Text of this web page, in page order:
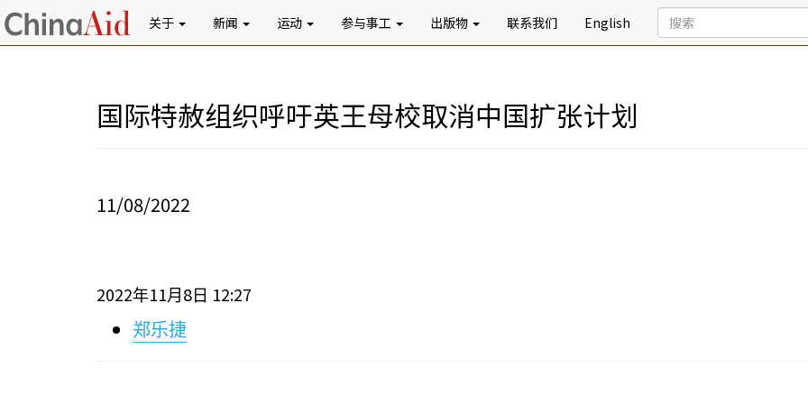
关于 新闻 运动 参与事工 出版物 联系我们 English
国际特赦组织呼吁英王母校取消中国扩张计划
11/08/2022
2022年11月 8 日 12:27
郑乐捷